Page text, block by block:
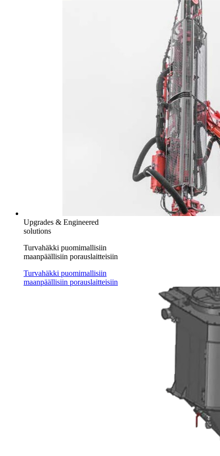
Upgrades & Engineered
solutions
Turvahäkki puomimallisiin
maanpäällisiin porauslaitteisiin
Turvahäkki puomimallisiin
maanpäällisiin porauslaitteisiin